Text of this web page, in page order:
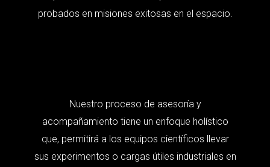
probados en misiones exitosas en el espacio.
Nuestro proceso de asesoría y
acompañamiento tiene un enfoque holístico
que, permitirá a los equipos científicos llevar
sus experimentos o cargas útiles industriales en